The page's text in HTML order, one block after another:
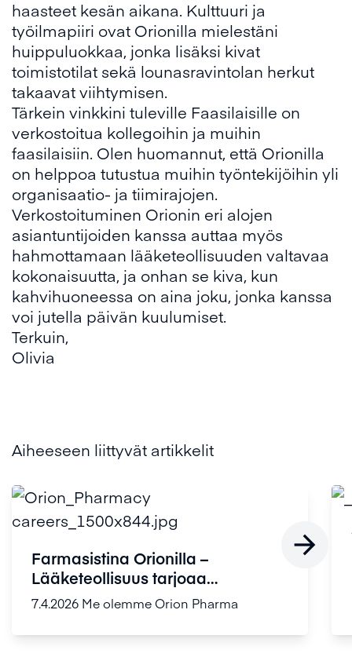
haasteet kesän aikana. Kulttuuri ja
työilmapiiri ovat Orionilla mielestäni
huippuluokkaa, jonka lisäksi kivat
toimistotilat sekä lounasravintolan herkut
takaavat viihtymisen.
Tärkein vinkkini tuleville Faasilaisille on
verkostoitua kollegoihin ja muihin
faasilaisiin. Olen huomannut, että Orionilla
on helppoa tutustua muihin työntekijöihin yli
organisaatio- ja tiimirajojen.
Verkostoituminen Orionin eri alojen
asiantuntijoiden kanssa auttaa myös
hahmottamaan lääketeollisuuden valtavaa
kokonaisuutta, ja onhan se kiva, kun
kahvihuoneessa on aina joku, jonka kanssa
voi jutella päivän kuulumiset.
Terkuin,
Olivia
Aiheeseen liittyvät artikkelit
Farmasistina Orionilla –
Lääketeollisuus tarjoaa
farmasisteille ...
7.4.2026 Me olemme Orion Pharma
